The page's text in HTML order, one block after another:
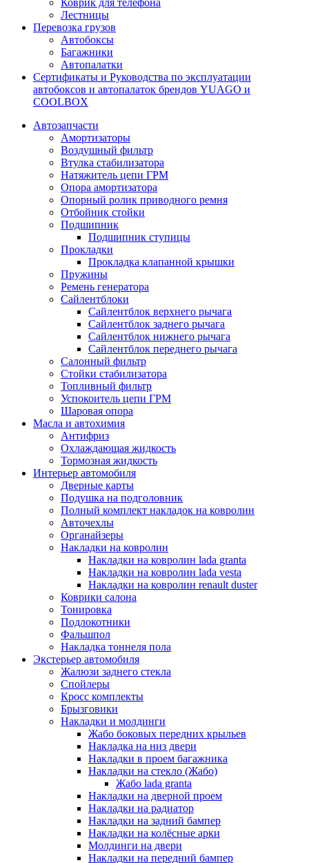
Коврик для телефона
Лестницы
Перевозка грузов
Автобоксы
Багажники
Автопалатки
Сертификаты и Руководства по эксплуатации
автобоксов и автопалаток брендов YUAGO и
COOLBOX
Автозапчасти
Амортизаторы
Воздушный фильтр
Втулка стабилизатора
Натяжитель цепи ГРМ
Опора амортизатора
Опорный ролик приводного ремня
Отбойник стойки
Подшипник
Подшипник ступицы
Прокладки
Прокладка клапанной крышки
Пружины
Ремень генератора
Сайлентблоки
Сайлентблок верхнего рычага
Сайлентблок заднего рычага
Сайлентблок нижнего рычага
Сайлентблок переднего рычага
Салонный фильтр
Стойки стабилизатора
Топливный фильтр
Успокоитель цепи ГРМ
Шаровая опора
Масла и автохимия
Антифриз
Охлаждающая жидкость
Тормозная жидкость
Интерьер автомобиля
Дверные карты
Подушка на подголовник
Полный комплект накладок на ковролин
Авточехлы
Органайзеры
Накладки на ковролин
Накладки на ковролин lada granta
Накладки на ковролин lada vesta
Накладки на ковролин renault duster
Коврики салона
Тонировка
Подлокотники
Фальшпол
Накладка тоннеля пола
Экстерьер автомобиля
Жалюзи заднего стекла
Спойлеры
Кросс комплекты
Брызговики
Накладки и молдинги
Жабо боковых передних крыльев
Накладка на низ двери
Накладки в проем багажника
Накладки на стекло (Жабо)
Жабо lada granta
Накладки на дверной проем
Накладки на радиатор
Накладки на задний бампер
Накладки на колёсные арки
Молдинги на двери
Накладки на передний бампер